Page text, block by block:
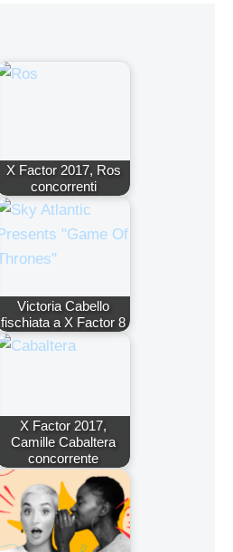
X Factor 2017, Ros
concorrenti
Victoria Cabello
fischiata a X Factor 8
X Factor 2017,
Camille Cabaltera
concorrente